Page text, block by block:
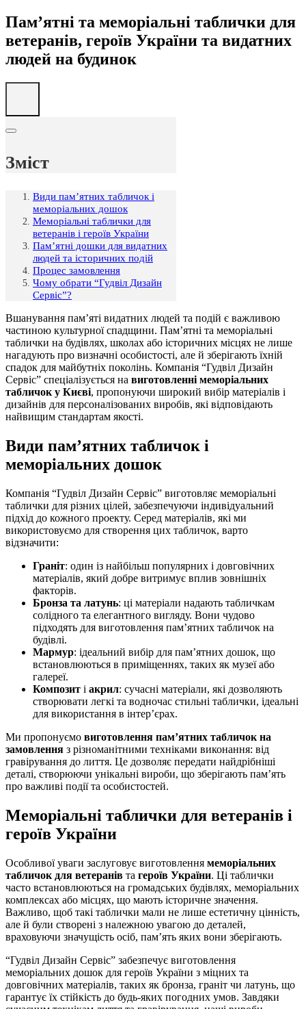
Пам’ятні та меморіальні таблички для
ветеранів, героїв України та видатних
людей на будинок
Зміст
Види пам’ятних табличок і
меморіальних дошок
Меморіальні таблички для
ветеранів і героїв України
Пам’ятні дошки для видатних
людей та історичних подій
Процес замовлення
Чому обрати “Гудвіл Дизайн
Сервіс”?
Вшанування пам’яті видатних людей та подій є важливою
частиною культурної спадщини. Пам’ятні та меморіальні
таблички на будівлях, школах або історичних місцях не лише
нагадують про визначні особистості, але й зберігають їхній
спадок для майбутніх поколінь. Компанія “Гудвіл Дизайн
Сервіс” спеціалізується на виготовленні меморіальних
табличок у Києві, пропонуючи широкий вибір матеріалів і
дизайнів для персоналізованих виробів, які відповідають
найвищим стандартам якості.
Види пам’ятних табличок і
меморіальних дошок
Компанія “Гудвіл Дизайн Сервіс” виготовляє меморіальні
таблички для різних цілей, забезпечуючи індивідуальний
підхід до кожного проекту. Серед матеріалів, які ми
використовуємо для створення цих табличок, варто
відзначити:
Граніт: один із найбільш популярних і довговічних
матеріалів, який добре витримує вплив зовнішніх
факторів.
Бронза та латунь: ці матеріали надають табличкам
солідного та елегантного вигляду. Вони чудово
підходять для виготовлення пам’ятних табличок на
будівлі.
Мармур: ідеальний вибір для пам’ятних дошок, що
встановлюються в приміщеннях, таких як музеї або
галереї.
Композит і акрил: сучасні матеріали, які дозволяють
створювати легкі та водночас стильні таблички, ідеальні
для використання в інтер’єрах.
Ми пропонуємо виготовлення пам’ятних табличок на
замовлення з різноманітними техніками виконання: від
гравірування до лиття. Це дозволяє передати найдрібніші
деталі, створюючи унікальні вироби, що зберігають пам’ять
про важливі події та особистостей.
Меморіальні таблички для ветеранів і
героїв України
Особливої уваги заслуговує виготовлення меморіальних
табличок для ветеранів та героїв України. Ці таблички
часто встановлюються на громадських будівлях, меморіальних
комплексах або місцях, що мають історичне значення.
Важливо, щоб такі таблички мали не лише естетичну цінність,
але й були створені з належною увагою до деталей,
враховуючи значущість осіб, пам’ять яких вони зберігають.
“Гудвіл Дизайн Сервіс” забезпечує виготовлення
меморіальних дошок для героїв України з міцних та
довговічних матеріалів, таких як бронза, граніт чи латунь, що
гарантує їх стійкість до будь-яких погодних умов. Завдяки